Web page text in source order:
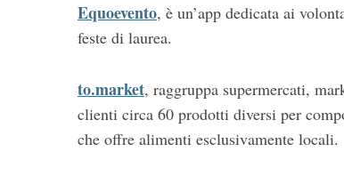
Equoevento, è un’app dedicata ai
feste di laurea.
to.market, raggruppa supermercati,
clienti circa 60 prodotti diversi per
che offre alimenti esclusivamente locali.